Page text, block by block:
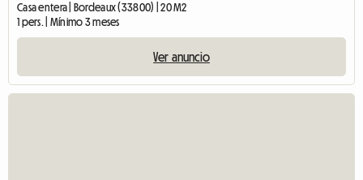
Casa entera | Bordeaux (33800) | 20 M2
1 pers. | Mínimo 3 meses
Ver anuncio